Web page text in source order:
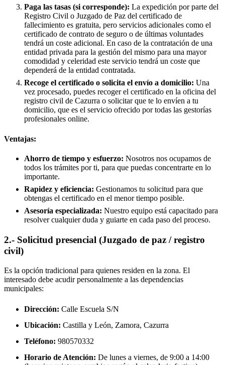
Paga las tasas (si corresponde): La expedición por parte del
Registro Civil o Juzgado de Paz del certificado de
fallecimiento es gratuita, pero servicios adicionales como el
certificado de contrato de seguro o de últimas voluntades
tendrá un coste adicional. En caso de la contratación de una
entidad privada para la gestión del mismo para una mayor
comodidad y celeridad este servicio tendrá un coste que
dependerá de la entidad contratada.
Recoge el certificado o solicita el envío a domicilio: Una
vez procesado, puedes recoger el certificado en la oficina del
registro civil de Cazurra o solicitar que te lo envíen a tu
domicilio, que es el servicio ofrecido por todas las gestorías
profesionales online.
Ventajas:
Ahorro de tiempo y esfuerzo: Nosotros nos ocupamos de
todos los trámites por ti, para que puedas concentrarte en lo
importante.
Rapidez y eficiencia: Gestionamos tu solicitud para que
obtengas el certificado en el menor tiempo posible.
Asesoría especializada: Nuestro equipo está capacitado para
resolver cualquier duda y guiarte en cada paso del proceso.
2.- Solicitud presencial (Juzgado de paz / registro
civil)
Es la opción tradicional para quienes residen en la zona. El
interesado debe acudir personalmente a las dependencias
municipales:
Dirección: Calle Escuela S/N
Ubicación: Castilla y León, Zamora, Cazurra
Teléfono: 980570332
Horario de Atención: De lunes a viernes, de 9:00 a 14:00